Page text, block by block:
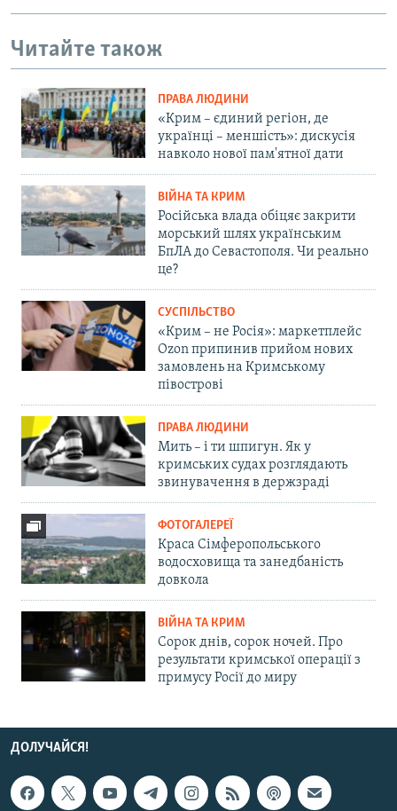
Читайте також
ПРАВА ЛЮДИНИ
«Крим – єдиний регіон, де
українці – меншість»: дискусія
навколо нової пам'ятної дати
ВІЙНА ТА КРИМ
Російська влада обіцяє закрити
морський шлях українським
БпЛА до Севастополя. Чи реально
це?
СУСПІЛЬСТВО
«Крим – не Росія»: маркетплейс
Ozon припинив прийом нових
замовлень на Кримському
півострові
ПРАВА ЛЮДИНИ
Мить – і ти шпигун. Як у
кримських судах розглядають
звинувачення в держзраді
ФОТОГАЛЕРЕЇ
Краса Сімферопольського
водосховища та занедбаність
довкола
ВІЙНА ТА КРИМ
Сорок днів, сорок ночей. Про
результати кримської операції з
примусу Росії до миру
ДОЛУЧАЙСЯ!